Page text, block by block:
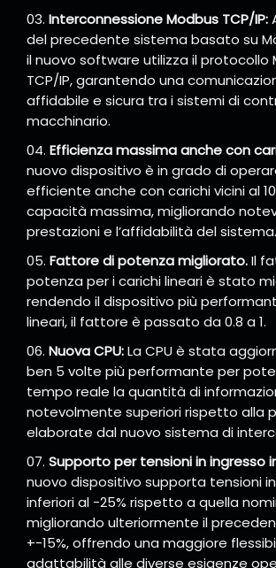
Interconnessione Modbus TCP/IP:
del precedente sistema basato su
il nuovo software utilizza il protocollo
TCP/IP, garantendo una
affidabile e sicura tra i sistemi di
macchinario.
Efficienza massima anche con
nuovo dispositivo è in grado di
efficiente anche con carichi vicini al
capacità massima, migliorando
prestazioni e l’affidabilità del sistema.
Fattore di potenza migliorato.Il
potenza per i carichi lineari è stato
rendendo il dispositivo più
lineari, il fattore è passato da 0.8 a 1.
Nuova CPU:La CPU è stata
ben 5 volte più performante per
tempo reale la quantità di
notevolmente superiori rispetto alla
elaborate dal nuovo sistema di
Supporto per tensioni in ingresso
nuovo dispositivo supporta tensioni
inferiori al -25% rispetto a quella
migliorando ulteriormente il
+-15%, offrendo una maggiore
adattabilità alle diverse esigenze